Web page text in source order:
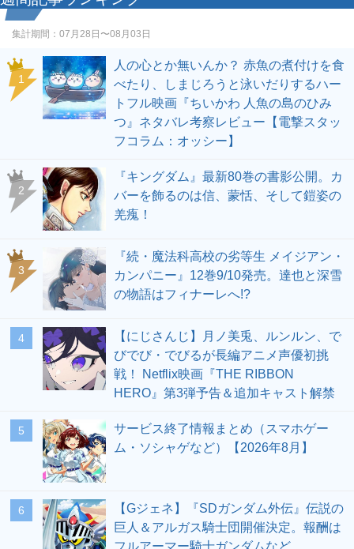
集計期間： 07月28日〜08月03日
1
人の心とか無いんか？ 赤魚の煮付けを食
べたり、しまじろうと泳いだりするハー
トフル映画『ちいかわ 人魚の島のひみ
つ』ネタバレ考察レビュー【電撃スタッ
フコラム：オッシー】
2
『キングダム』最新80巻の書影公開。カ
バーを飾るのは信、蒙恬、そして鎧姿の
羌瘣！
3
『続・魔法科高校の劣等生 メイジアン・
カンパニー』12巻9/10発売。達也と深雪
の物語はフィナーレへ!?
4
【にじさんじ】月ノ美兎、ルンルン、で
びでび・でびるが長編アニメ声優初挑
戦！ Netflix映画『THE RIBBON
HERO』第3弾予告＆追加キャスト解禁
5
サービス終了情報まとめ（スマホゲー
ム・ソシャゲなど）【2026年8月】
6
【Gジェネ】『SDガンダム外伝』伝説の
巨人＆アルガス騎士団開催決定。報酬は
フルアーマー騎士ガンダムなど